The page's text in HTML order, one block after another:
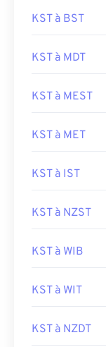
KST à BST
KST à MDT
KST à MEST
KST à MET
KST à IST
KST à NZST
KST à WIB
KST à WIT
KST à NZDT